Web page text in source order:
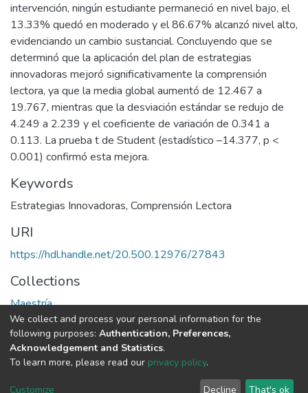
intervención, ningún estudiante permaneció en nivel bajo, el
13.33% quedó en moderado y el 86.67% alcanzó nivel alto,
evidenciando un cambio sustancial. Concluyendo que se
determinó que la aplicación del plan de estrategias
innovadoras mejoró significativamente la comprensión
lectora, ya que la media global aumentó de 12.467 a
19.767, mientras que la desviación estándar se redujo de
4.249 a 2.239 y el coeficiente de variación de 0.341 a
0.113. La prueba t de Student (estadístico –14.377, p <
0.001) confirmó esta mejora.
Keywords
Estrategias Innovadoras, Comprensión Lectora
URI
https://hdl.handle.net/20.500.12976/27843
Collections
Maestría
Full item page
DSpace software copyright © 2002-2026
Cookie End User Send
We collect and process your personal information for the
following purposes: Authentication, Preferences,
Acknowledgement and Statistics.
To learn more, please read our privacy policy.
Customize Decline That's ok